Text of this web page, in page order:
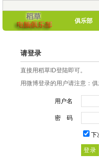
俱乐部
请登录
直接用稻草ID登陆即可。
用微博登录的用户请注意：
用户名
密 码
下